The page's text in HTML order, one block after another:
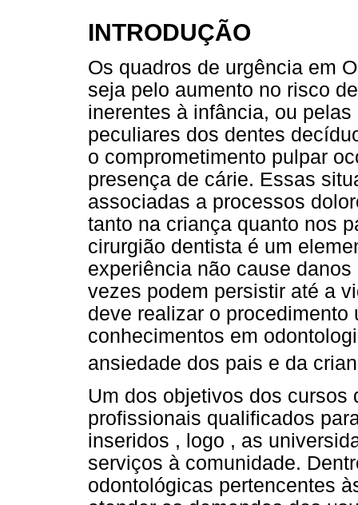
INTRODUÇÃO
Os quadros de urgência em
seja pelo aumento no risco
inerentes à infância, ou
peculiares dos dentes
o comprometimento pulpar
presença de cárie. Essas
associadas a processos
tanto na criança quanto nos
cirurgião dentista é um
experiência não cause
vezes podem persistir até a
deve realizar o
conhecimentos em
ansiedade dos pais e da
Um dos objetivos dos cursos
profissionais qualificados
inseridos , logo , as
serviços à comunidade.
odontológicas pertencentes